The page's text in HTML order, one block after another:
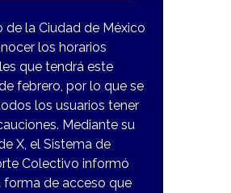
de la Ciudad de México
los horarios
que tendrá este
febrero, por lo que se
los usuarios tener
Mediante su
X, el Sistema de
Colectivo informó
forma de acceso que